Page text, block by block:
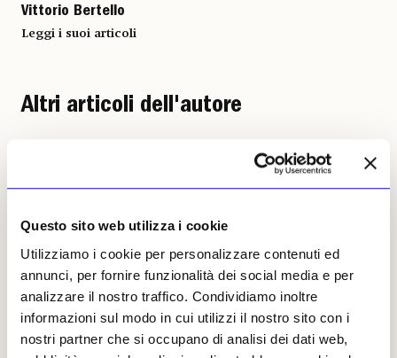
Questo sito web utilizza i cookie
Utilizziamo i cookie per personalizzare contenuti ed
annunci, per fornire funzionalità dei social media e per
analizzare il nostro traffico. Condividiamo inoltre
informazioni sul modo in cui utilizzi il nostro sito con i
nostri partner che si occupano di analisi dei dati web,
Vittorio Bertello
Leggi i suoi articoli
Altri articoli dell'autore
NEWS ARCHEOLOGIA
Nelle Dolomiti bellunesi, a
1.100 metri di altitudine, il
primo parto assistito della
NEWS ARCHEOLOGIA
Scoperta a Tava Tepe,
nell’Azerbaigian
occidentale, una cucina